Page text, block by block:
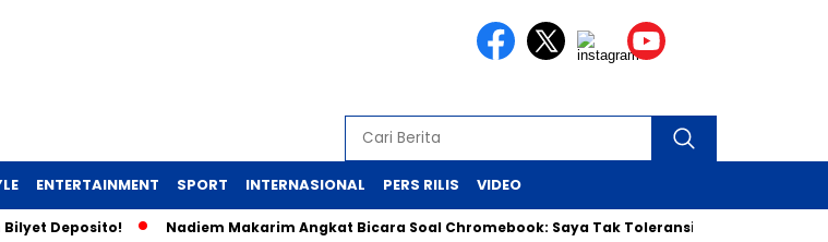
ENTERTAINMENT SPORT INTERNASIONAL PERS RILIS VIDEO
Nadiem Makarim Angkat Bicara Soal Chromebook: Saya Tak Toleransi Korupsi, Siap Klarifikasi